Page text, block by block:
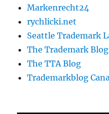
Markenrecht24
rychlicki.net
Seattle Trademark
The Trademark Blog
The TTA Blog
Trademarkblog